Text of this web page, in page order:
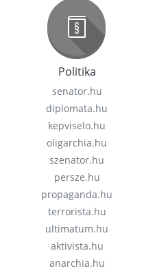
Politika
senator.hu
diplomata.hu
kepviselo.hu
oligarchia.hu
szenator.hu
persze.hu
propaganda.hu
terrorista.hu
ultimatum.hu
aktivista.hu
anarchia.hu